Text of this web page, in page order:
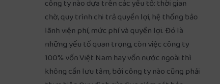
công ty nào dựa trên các yếu tố: thời gian
chờ, quy trình chi trả quyền lợi, hệ thống bảo
lãnh viện phí, mức phí và quyền lợi. Đó là
những yếu tố quan trọng, còn việc công ty
100% vốn Việt Nam hay vốn nước ngoài thì
không cần lưu tâm, bởi công ty nào cũng phải